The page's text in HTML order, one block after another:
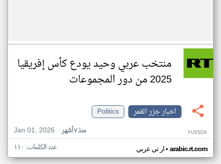
منتخب عربي وحيد يودع كأس إفريقيا
2025 من دور المجموعات
اخبار جزر القمر
Politics
Jan 01, 2026
منذ ٧ أشهر YU55DX
ار تي عربي• arabic.rt.com عدد الكلمات: ١١٠